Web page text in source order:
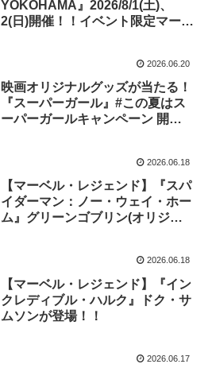
YOKOHAMA』2026/8/1(土)、
2(日)開催！！イベント限定マーベ
2026.06.20
映画オリジナルグッズが当たる！
『スーパーガール』#この夏はス
ーパーガールキャンペーン 開
2026.06.18
【マーベル・レジェンド】『スパ
イダーマン：ノー・ウェイ・ホー
ム』グリーンゴブリン(オリジナ
2026.06.18
【マーベル・レジェンド】『イン
クレディブル・ハルク』ドク・サ
ムソンが登場！！
2026.06.17